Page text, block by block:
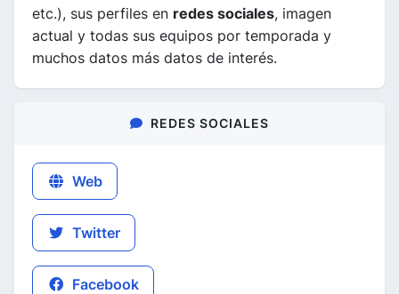
etc.), sus perfiles en redes sociales, imagen
actual y todas sus equipos por temporada y
muchos datos más datos de interés.
REDES SOCIALES
Web
Twitter
Facebook